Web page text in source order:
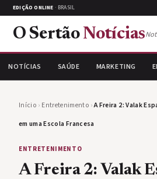
EDIÇÃO ONLINE · BRASIL
O Sertão Notícias
NOTÍCIAS SAÚDE MARKETING
Início › Entretenimento ›A Freira 2: Valak
em uma Escola Francesa
ENTRETENIMENTO
A Freira 2: Valak